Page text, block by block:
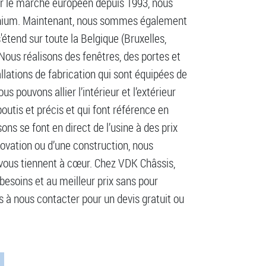
Maintenant, nous sommes également
sur toute la Belgique (Bruxelles,
réalisons des fenêtres, des portes et
de fabrication qui sont équipées de
pouvons allier l’intérieur et l’extérieur
et précis et qui font référence en
se font en direct de l’usine à des prix
ou d’une construction, nous
tiennent à cœur. Chez VDK Châssis,
et au meilleur prix sans pour
nous contacter pour un devis gratuit ou